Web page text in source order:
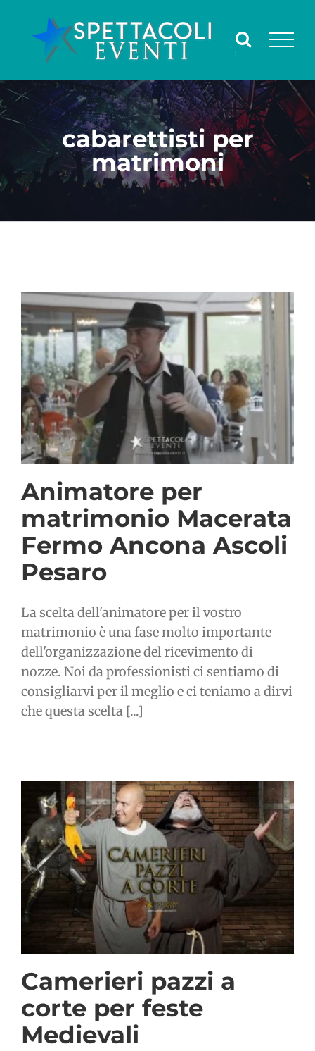
contenuto
cabarettisti per
matrimoni
Animatore per
matrimonio Macerata
Fermo Ancona Ascoli
Pesaro
La scelta dell'animatore per il vostro
matrimonio è una fase molto importante
dell'organizzazione del ricevimento di
nozze. Noi da professionisti ci sentiamo di
consigliarvi per il meglio e ci teniamo a dirvi
che questa scelta [...]
Camerieri pazzi a
corte per feste
Medievali